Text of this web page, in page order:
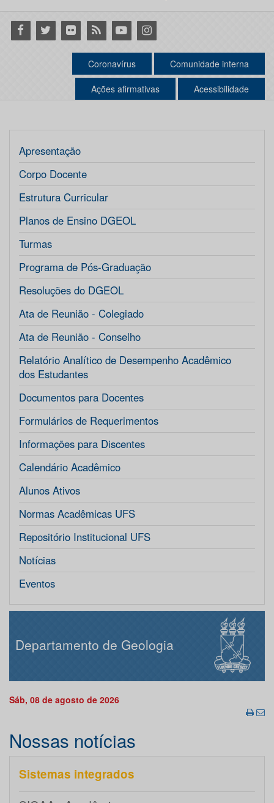
Facebook
Twitter Flickr RSS YoutubeInstagram
Coronavírus Comunidade interna
Ações afirmativas Acessibilidade
Apresentação
Corpo Docente
Estrutura Curricular
Planos de Ensino DGEOL
Turmas
Programa de Pós-Graduação
Resoluções do DGEOL
Ata de Reunião - Colegiado
Ata de Reunião - Conselho
Relatório Analítico de Desempenho Acadêmico
dos Estudantes
Documentos para Docentes
Formulários de Requerimentos
Informações para Discentes
Calendário Acadêmico
Alunos Ativos
Normas Acadêmicas UFS
Repositório Institucional UFS
Notícias
Eventos
Departamento de Geologia
Sáb, 08 de agosto de 2026
Nossas notícias
Sistemas integrados